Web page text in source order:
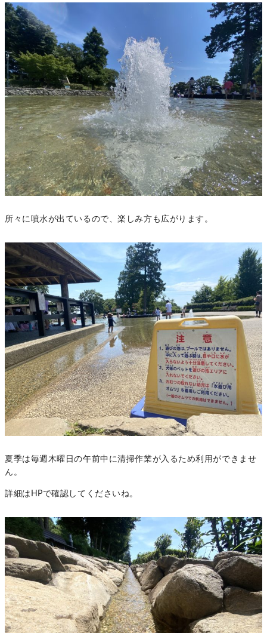
所々に噴水が出ているので、楽しみ方も広がります。
夏季は毎週木曜日の午前中に清掃作業が入るため利用ができませ
ん。
詳細はHPで確認してくださいね。